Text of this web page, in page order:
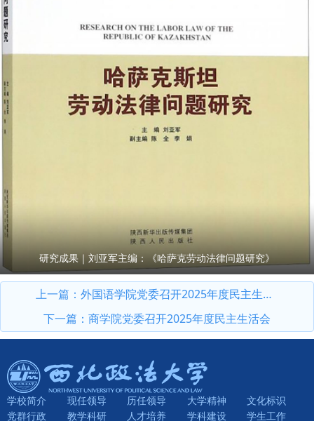
研究成果｜刘亚军主编：《哈萨克劳动法律问题研究》
上一篇： 外国语学院党委召开2025年度民主生活会暨校内巡察整改专题民主生活会
下一篇： 商学院党委召开2025年度民主生活会
学校简介 现任领导 历任领导 大学精神
文化标识
党群行政
教学科研 人才培养 学科建设 学生工作